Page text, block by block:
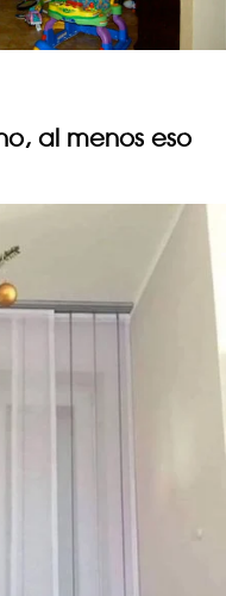
al menos eso